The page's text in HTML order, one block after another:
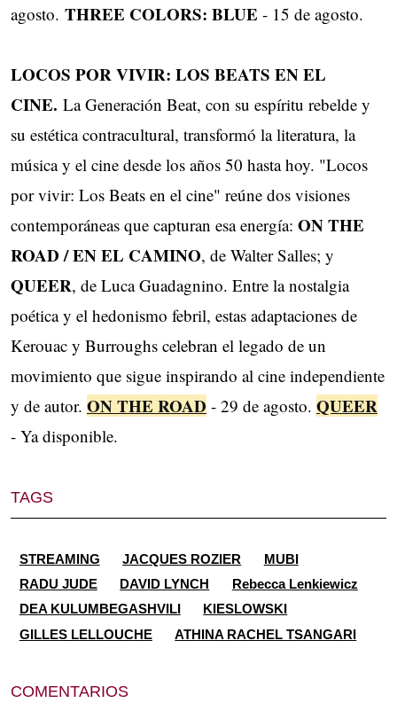
agosto. THREE COLORS: BLUE - 15 de agosto.
LOCOS POR VIVIR: LOS BEATS EN EL
CINE. La Generación Beat, con su espíritu rebelde y
su estética contracultural, transformó la literatura, la ​
música y el cine desde los años 50 hasta hoy. "Locos
por vivir: Los Beats en el cine" reúne dos ​visiones
contemporáneas que capturan esa energía: ON THE
ROAD / EN EL CAMINO, de Walter Salles; y
QUEER, de ​Luca Guadagnino. Entre la nostalgia
poética y el hedonismo febril, estas adaptaciones de
Kerouac ​y Burroughs celebran el legado de un
movimiento que sigue inspirando al cine independiente
y de ​autor. ON THE ROAD - 29 de agosto. QUEER
- Ya disponible.
TAGS
STREAMING JACQUES ROZIER
MUBI
RADU JUDE
DAVID LYNCH
Rebecca Lenkiewicz
DEA KULUMBEGASHVILI
KIESLOWSKI
GILLES LELLOUCHE
ATHINA RACHEL TSANGARI
COMENTARIOS